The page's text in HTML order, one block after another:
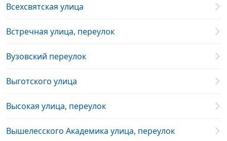
Всехсвятская улица
Встречная улица, переулок
Вузовский переулок
Выготского улица
Высокая улица, переулок
Вышелесского Академика улица, переулок